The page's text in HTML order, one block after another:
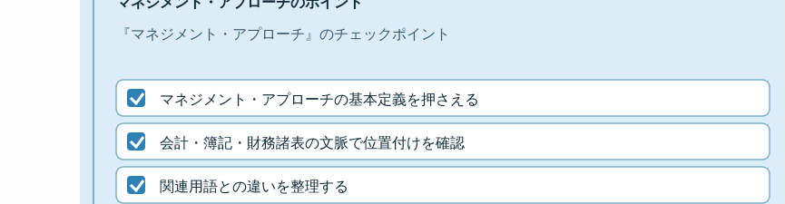
『マネジメント・アプローチ』のチェックポイント
マネジメント・アプローチの基本定義を押さえる
会計・簿記・財務諸表の文脈で位置付けを確認
関連用語との違いを整理する